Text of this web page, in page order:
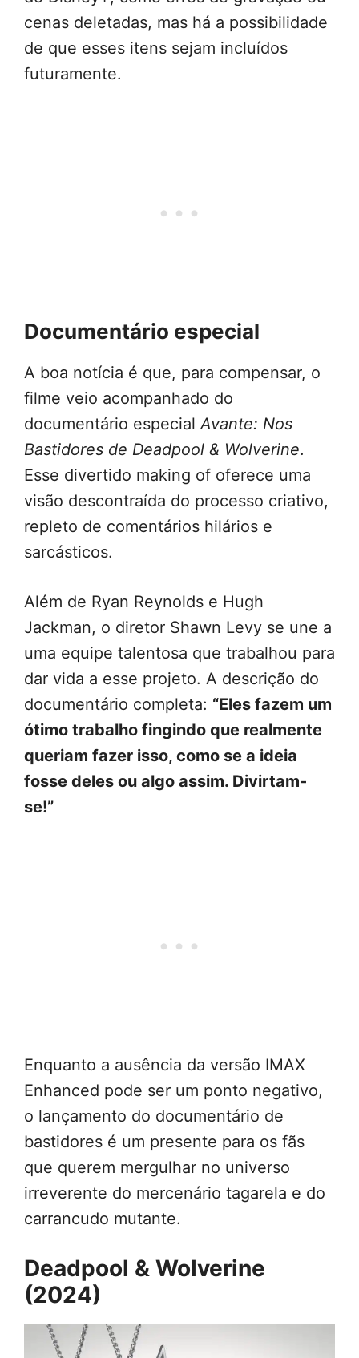
cenas deletadas, mas há a possibilidade
de que esses itens sejam incluídos
futuramente.
Documentário especial
A boa notícia é que, para compensar, o
filme veio acompanhado do
documentário especialAvante: Nos
Bastidores de Deadpool & Wolverine.
Esse divertido making of oferece uma
visão descontraída do processo criativo,
repleto de comentários hilários e
sarcásticos.
Além de Ryan Reynolds e Hugh
Jackman, o diretor Shawn Levy se une a
uma equipe talentosa que trabalhou para
dar vida a esse projeto. A descrição do
documentário completa: “Eles fazem um
ótimo trabalho fingindo que realmente
queriam fazer isso, como se a ideia
fosse deles ou algo assim. Divirtam-
se!”
Enquanto a ausência da versão IMAX
Enhanced pode ser um ponto negativo,
o lançamento do documentário de
bastidores é um presente para os fãs
que querem mergulhar no universo
irreverente do mercenário tagarela e do
carrancudo mutante.
Deadpool & Wolverine
(2024)